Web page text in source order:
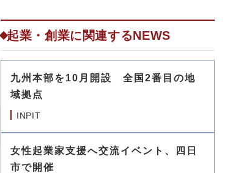
起業・創業に関連するNEWS
九州本部を10月開設 全国2番目の地
域拠点
INPIT
女性起業家支援へ交流イベント、四日
市で開催